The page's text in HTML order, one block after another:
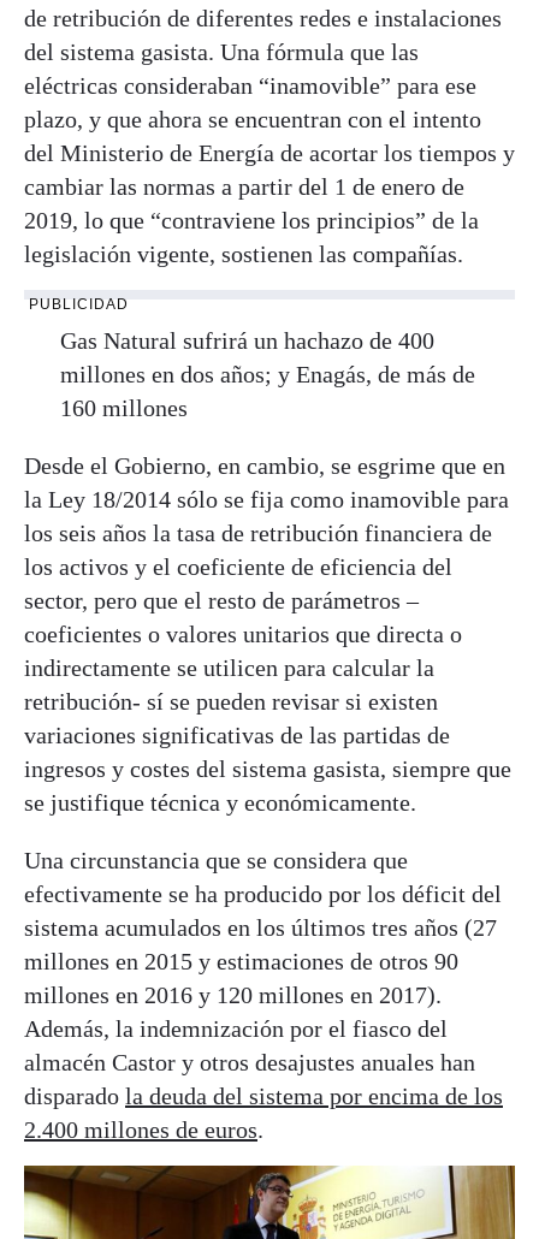
de retribución de diferentes redes e instalaciones
del sistema gasista. Una fórmula que las
eléctricas consideraban “inamovible” para ese
plazo, y que ahora se encuentran con el intento
del Ministerio de Energía de acortar los tiempos y
cambiar las normas a partir del 1 de enero de
2019, lo que “contraviene los principios” de la
legislación vigente, sostienen las compañías.
PUBLICIDAD
Gas Natural sufrirá un hachazo de 400
millones en dos años; y Enagás, de más de
160 millones
Desde el Gobierno, en cambio, se esgrime que en
la Ley 18/2014 sólo se fija como inamovible para
los seis años la tasa de retribución financiera de
los activos y el coeficiente de eficiencia del
sector, pero que el resto de parámetros –
coeficientes o valores unitarios que directa o
indirectamente se utilicen para calcular la
retribución- sí se pueden revisar si existen
variaciones significativas de las partidas de
ingresos y costes del sistema gasista, siempre que
se justifique técnica y económicamente.
Una circunstancia que se considera que
efectivamente se ha producido por los déficit del
sistema acumulados en los últimos tres años (27
millones en 2015 y estimaciones de otros 90
millones en 2016 y 120 millones en 2017).
Además, la indemnización por el fiasco del
almacén Castor y otros desajustes anuales han
disparado la deuda del sistema por encima de los
2.400 millones de euros.